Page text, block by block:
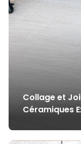
Collage et
Céramiques